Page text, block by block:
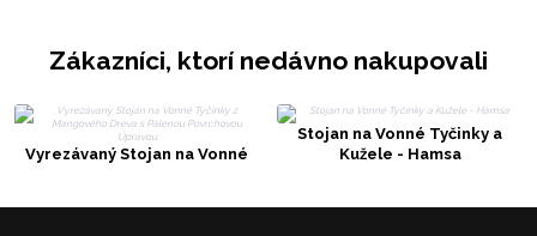
Zákazníci, ktorí nedávno nakupovali
Vyrezávaný Stojan na Vonné
Stojan na Vonné Tyčinky a
Kužele - Hamsa